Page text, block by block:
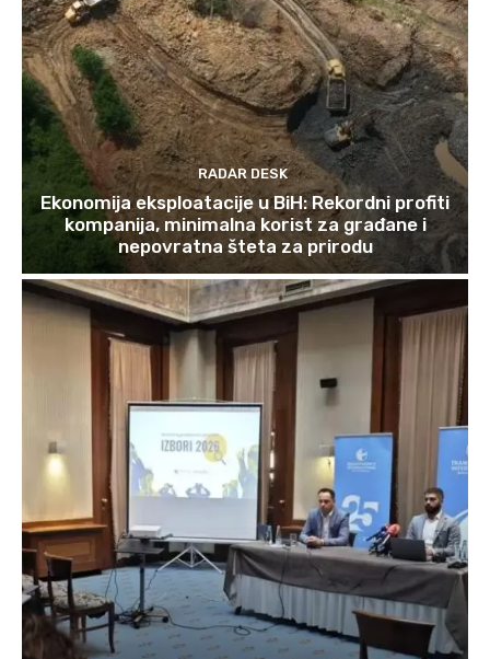
RADAR DESK
Ekonomija eksploatacije u BiH: Rekordni profiti
kompanija, minimalna korist za građane i
nepovratna šteta za prirodu